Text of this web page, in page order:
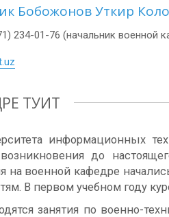
Бобожонов Уткир
234-01-76 (начальник
ТУИТ
информационных
до
на военной кафедре
В первом учебном году
занятия по военно-